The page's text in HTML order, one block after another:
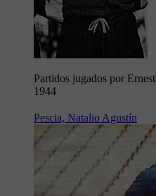
Partidos jugados por
1944
Pescia, Natalio Agustín